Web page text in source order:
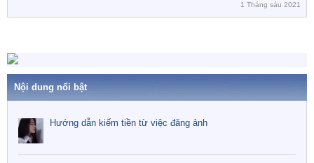
1 Tháng sáu 2021
Nội dung nổi bật
Hướng dẫn kiếm tiền từ việc đăng ảnh